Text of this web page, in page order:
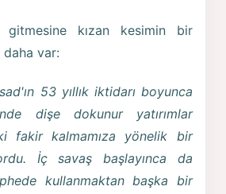
gitmesine kızan kesimin bir
var:
53 yıllık iktidarı boyunca
dişe dokunur yatırımlar
fakir kalmamıza yönelik bir
İç savaş başlayınca da
kullanmaktan başka bir